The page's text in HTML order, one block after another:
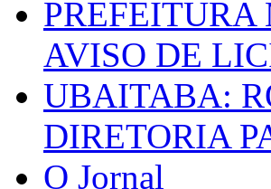
AVISO DE
UBAITABA:
DIRETORIA
O Jornal